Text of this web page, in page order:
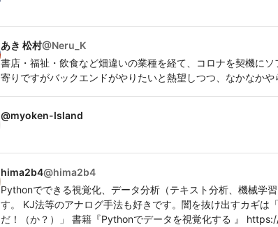
あき 松村@Neru_K
書店・福祉・飲食など畑違いの業種を経て、コロナを契機にソ
寄りですがバックエンドがやりたいと熱望しつつ、なかなかや
@myoken-Island
hima2b4@hima2b4
Pythonでできる視覚化、データ分析（テキスト分析、機械学
す。 KJ法等のアナログ手法も好きです。闇を抜け出すカギは
だ！（か？）」 書籍『Pythonでデータを視覚化する 』